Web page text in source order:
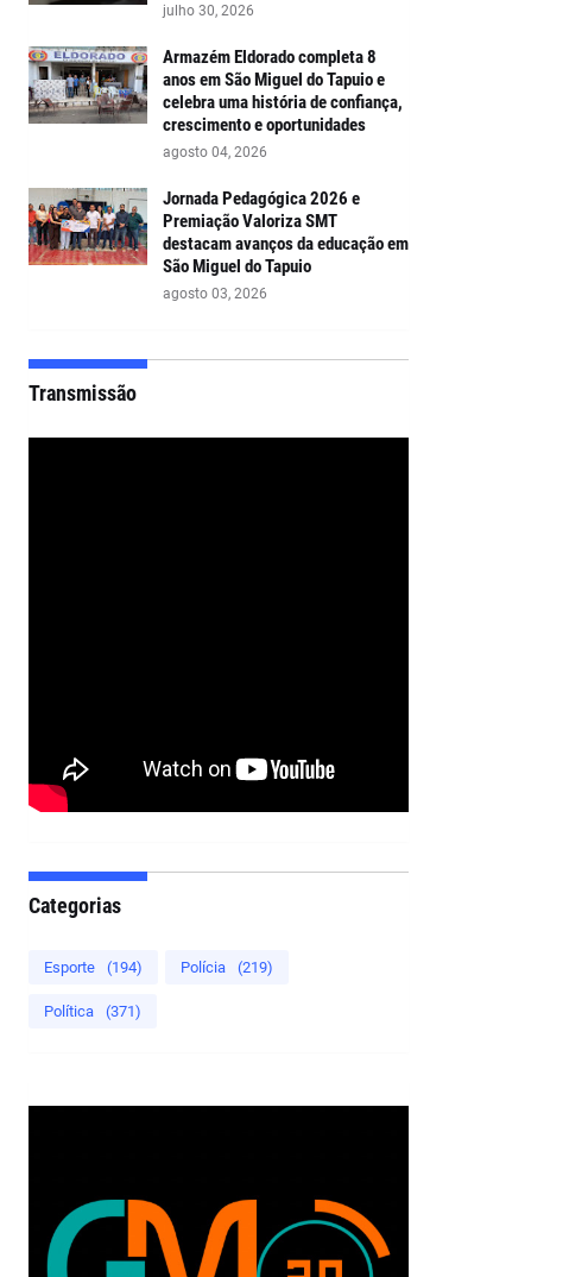
julho 30, 2026
Armazém Eldorado completa 8
anos em São Miguel do Tapuio e
celebra uma história de confiança,
crescimento e oportunidades
agosto 04, 2026
Jornada Pedagógica 2026 e
Premiação Valoriza SMT
destacam avanços da educação em
São Miguel do Tapuio
agosto 03, 2026
Transmissão
Categorias
Esporte (194) Polícia (219)
Política (371)